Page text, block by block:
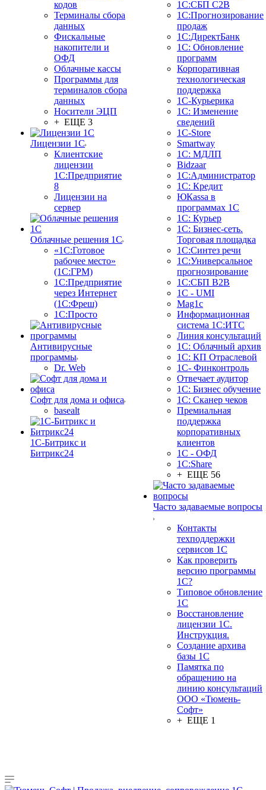
кодов
Терминалы сбора
данных
Фискальные
накопители и
ОФД
Облачные кассы
Программы для
терминалов сбора
данных
Носители ЭЦП
+ ЕЩЕ 3
Лицензии 1С
Клиентские
лицензии
1С:Предприятие
8
Лицензии на
сервер
Облачные решения 1С
«1C:Готовое
рабочее место»
(1С:ГРМ)
1С:Предприятие
через Интернет
(1С:Фреш)
1С:Просто
Антивирусные
программы
Dr. Web
Софт для дома и офиса
basealt
1С-Битрикс и
Битрикс24
1С:СБП C2B
1С:Прогнозирование
продаж
1С:ДиректБанк
1С: Обновление
программ
Корпоративная
технологическая
поддержка
1С-Курьерика
1С: Изменение
сведений
1C-Store
Smartway
1С: МДЛП
Bidzaar
1С:Администратор
1С: Кредит
ЮКаssа в
программах 1С
1С: Курьер
1С: Бизнес-сеть.
Торговая площадка
1С:Синтез речи
1С:Универсальное
прогнозирование
1С:СБП B2B
1C - UMI
Mag1c
Информационная
система 1С:ИТС
Линия консультаций
1С: Облачный архив
1С: КП Отраслевой
1С- Финконтроль
Отвечает аудитор
1С: Бизнес обучение
1С: Сканер чеков
Премиальная
поддержка
корпоративных
клиентов
1С - ОФД
1С:Share
+ ЕЩЕ 56
Часто задаваемые вопросы
Контакты
техподдержки
сервисов 1С
Как проверить
версию программы
1С?
Типовое обновление
1С
Восстановление
лицензии 1С.
Инструкция.
Создание архива
базы 1С
Памятка по
обращению на
линию консультаций
ООО «Тюмень-
Софт»
+ ЕЩЕ 1